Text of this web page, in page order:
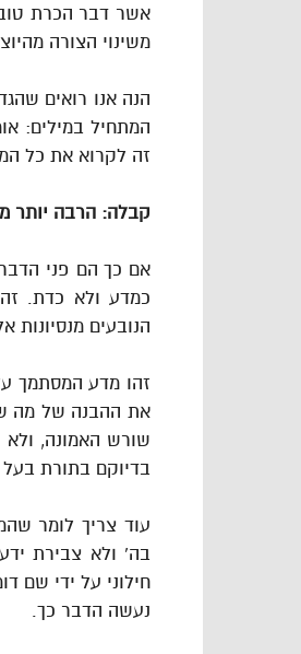
אשר דבר הכרת טוב
משינוי הצורה
הנה אנו רואים
המתחיל במילים:
זה לקרוא את כל
קבלה: הרבה יותר
אם כך הם פני
כמדע ולא כדת.
הנובעים מנסיונות
זהו מדע המסתמך
את ההבנה של מה
שורש האמונה,
בדיוקם בתורת
עוד צריך לומר
בה’ ולא צבירת
חילוני על ידי שם
נעשה הדבר כך.